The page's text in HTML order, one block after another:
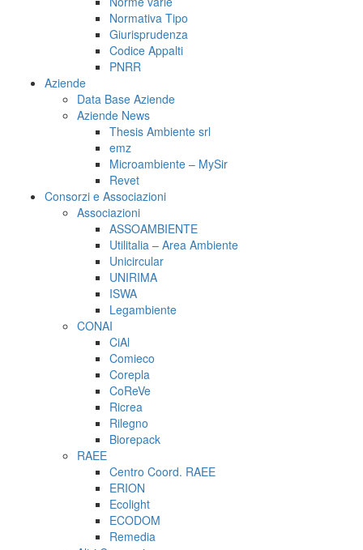
Normativa Tipo
Giurisprudenza
Codice Appalti
PNRR
Aziende
Data Base Aziende
Aziende News
Thesis Ambiente srl
emz
Microambiente – MySir
Revet
Consorzi e Associazioni
Associazioni
ASSOAMBIENTE
Utilitalia – Area Ambiente
Unicircular
UNIRIMA
ISWA
Legambiente
CONAI
CiAl
Comieco
Corepla
CoReVe
Ricrea
Rilegno
Biorepack
RAEE
Centro Coord. RAEE
ERION
Ecolight
ECODOM
Remedia